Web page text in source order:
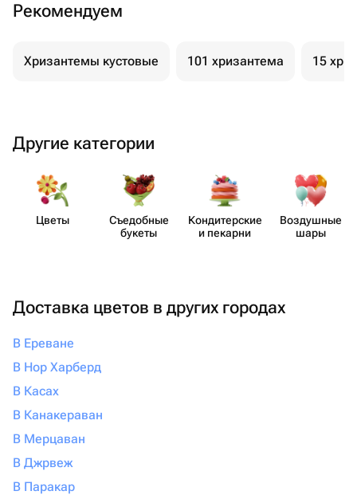
Рекомендуем
Хризантемы кустовые 101 хризантема 15
Другие категории
Цветы
Съедобные
букеты
Кондит​ерские
и пекарни
Воздушные
шары
Доставка цветов в других городах
В Ереване
В Нор Харберд
В Касах
В Канакераван
В Мерцаван
В Джрвеж
В Паракар